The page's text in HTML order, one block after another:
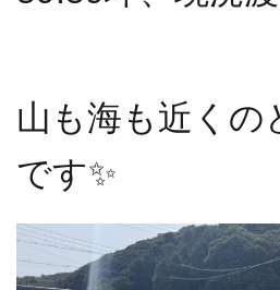
山も海も近くの
です✨